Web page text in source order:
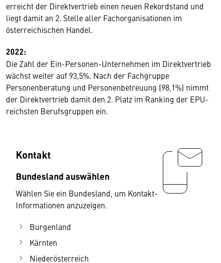
erreicht der Direktvertrieb einen neuen Rekordstand und
liegt damit an 2. Stelle aller Fachorganisationen im
österreichischen Handel.
2022:
Die Zahl der Ein-Personen-Unternehmen im Direktvertrieb
wächst weiter auf 93,5%. Nach der Fachgruppe
Personenberatung und Personenbetreuung (98,1%) nimmt
der Direktvertrieb damit den 2. Platz im Ranking der EPU-
reichsten Berufsgruppen ein.
Kontakt
Bundesland auswählen
Wählen Sie ein Bundesland, um Kontakt-
Informationen anzuzeigen.
Burgenland
Kärnten
Niederösterreich